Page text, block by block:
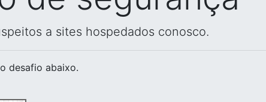
a sites hospedados conosco.
desafio abaixo.